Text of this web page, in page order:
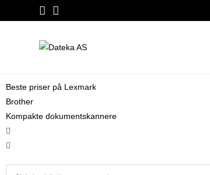
Beste priser på Lexmark
Brother
Kompakte dokumentskannere